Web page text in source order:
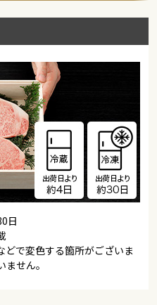
日
で変色する箇所がございま
せん。